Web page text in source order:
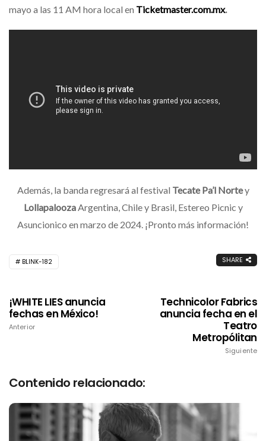
mayo a las 11 AM hora local en Ticketmaster.com.mx.
Además, la banda regresará al festival Tecate Pa’l Nortey
LollapaloozaArgentina, Chile y Brasil, Estereo Picnic y
Asuncionico en marzo de 2024. ¡Pronto más información!
BLINK-182 SHARE
¡WHITE LIES anuncia
fechas en México!
Anterior
Technicolor Fabrics
anuncia fecha en el
Teatro
Metropólitan
Siguiente
Contenido relacionado: